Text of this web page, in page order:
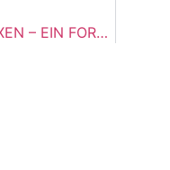
AZ RATGEBER GESUNDHEIT: DIGITALISIERUNG IN ARZTPRAXEN – EIN FORTSCHRITT FÜR BUCHHALTUNG UND STEUERERKLÄRUNG